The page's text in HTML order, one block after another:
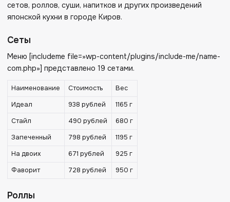
сетов, роллов, суши, напитков и других произведений
японской кухни в городе Киров.
Сеты
Меню [includeme file=»wp-content/plugins/include-me/name-
com.php»] представлено 19 сетами.
Наименование Стоимость
Вес
Идеал
938 рублей
1165 г
Стайл
490 рублей
680 г
Запеченный
798 рублей
1195 г
На двоих
671 рублей
925 г
Фаворит
728 рублей 950 г
Роллы